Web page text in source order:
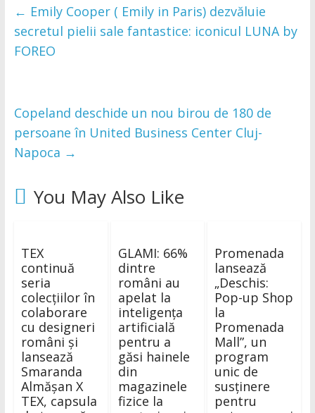
← Emily Cooper ( Emily in Paris) dezvăluie
secretul pielii sale fantastice: iconicul LUNA by
FOREO
Copeland deschide un nou birou de 180 de
persoane în United Business Center Cluj-
Napoca →
You May Also Like
TEX
continuă
seria
colecțiilor în
colaborare
cu designeri
români și
lansează
Smaranda
Almășan X
TEX, capsula
GLAMI: 66%
dintre
români au
apelat la
inteligența
artificială
pentru a
găsi hainele
din
magazinele
fizice la
Promenada
lansează
„Deschis:
Pop-up Shop
la
Promenada
Mall”, un
program
unic de
susținere
pentru